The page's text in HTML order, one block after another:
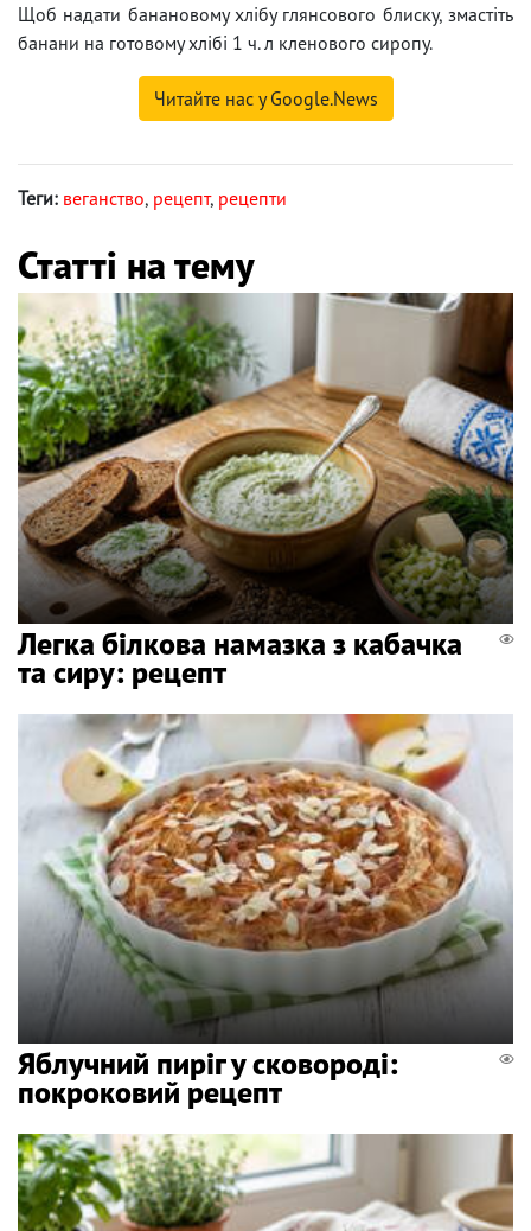
Щоб надати банановому хлібу глянсового блиску, змастіть
банани на готовому хлібі 1 ч. л кленового сиропу.
Читайте нас у Google.News
Теги: веганство, рецепт, рецепти
Статті на тему
Легка білкова намазка з кабачка
та сиру: рецепт
Яблучний пиріг у сковороді:
покроковий рецепт